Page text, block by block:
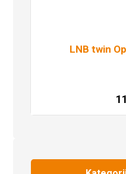
LNB twin